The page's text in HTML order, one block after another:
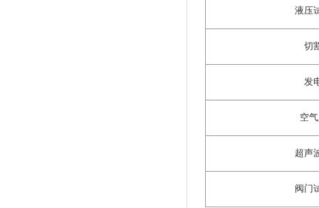
液压
切
发
空
超声
阀门